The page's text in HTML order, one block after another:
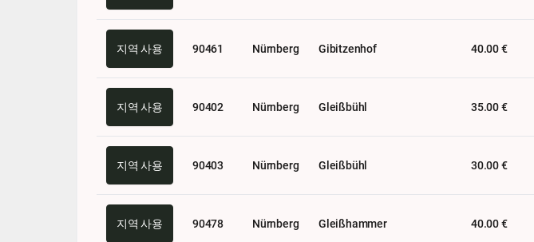
지역 사용 90461 Nürnberg Gibitzenhof 40.00 €
지역 사용 90402 Nürnberg Gleißbühl 35.00 €
지역 사용 90403 Nürnberg Gleißbühl 30.00 €
지역 사용 90478 Nürnberg Gleißhammer 40.00 €